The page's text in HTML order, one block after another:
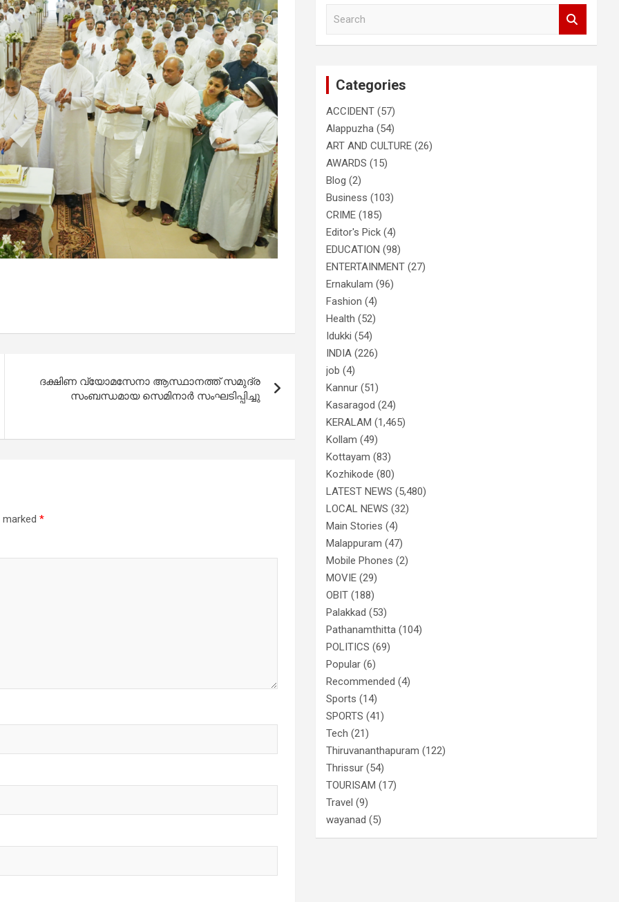
ദക്ഷിണ വ്യോമസേനാ ആസ്ഥാനത്ത് സമുദ്ര
സംബന്ധമായ സെമിനാർ സംഘടിപ്പിച്ചു
marked *
Categories
ACCIDENT (57)
Alappuzha (54)
ART AND CULTURE (26)
AWARDS (15)
Blog (2)
Business (103)
CRIME (185)
Editor's Pick (4)
EDUCATION (98)
ENTERTAINMENT (27)
Ernakulam (96)
Fashion (4)
Health (52)
Idukki (54)
INDIA (226)
job (4)
Kannur (51)
Kasaragod (24)
KERALAM (1,465)
Kollam (49)
Kottayam (83)
Kozhikode (80)
LATEST NEWS (5,480)
LOCAL NEWS (32)
Main Stories (4)
Malappuram (47)
Mobile Phones (2)
MOVIE (29)
OBIT (188)
Palakkad (53)
Pathanamthitta (104)
POLITICS (69)
Popular (6)
Recommended (4)
Sports (14)
SPORTS (41)
Tech (21)
Thiruvananthapuram (122)
Thrissur (54)
TOURISAM (17)
Travel (9)
wayanad (5)